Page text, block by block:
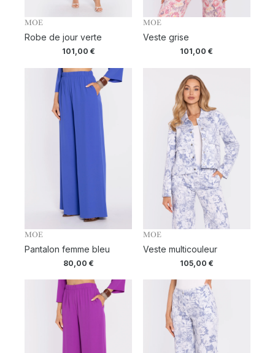
MOE
Robe de jour verte
101,00 €
MOE
Veste grise
101,00€
MOE
Pantalon femme bleu
80,00 €
MOE
Veste multicouleur
105,00 €